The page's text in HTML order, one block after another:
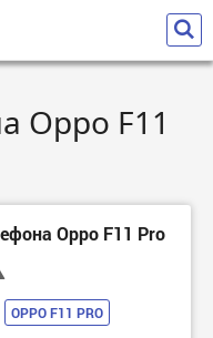
Oppo F11
Oppo F11 Pro
OPPO F11 PRO